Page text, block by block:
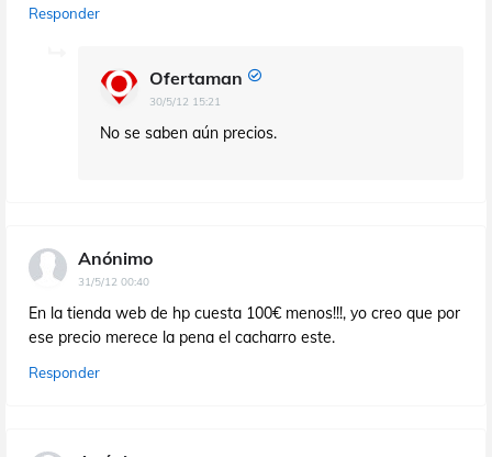
Responder
Ofertaman
30/5/12 15:21
No se saben aún precios.
Anónimo
31/5/12 00:40
En la tienda web de hp cuesta 100€ menos!!!, yo creo que por
ese precio merece la pena el cacharro este.
Responder